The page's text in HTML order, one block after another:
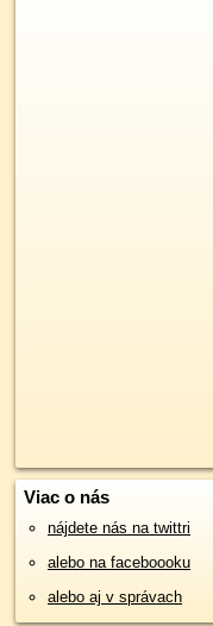
Viac o nás
nájdete nás na twittri
alebo na faceboooku
alebo aj v správach